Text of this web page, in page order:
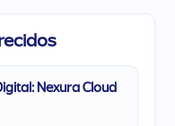
Nexura Cloud